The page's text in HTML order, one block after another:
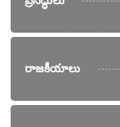
రాజకీయాలు